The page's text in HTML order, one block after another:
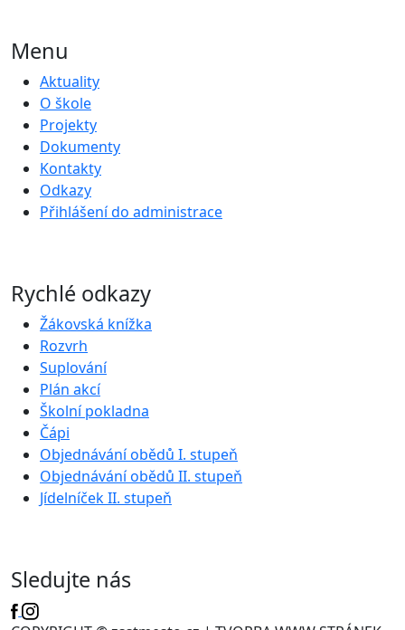
Menu
Aktuality
O škole
Projekty
Dokumenty
Kontakty
Odkazy
Přihlášení do administrace
Rychlé odkazy
Žákovská knížka
Rozvrh
Suplování
Plán akcí
Školní pokladna
Čápi
Objednávání obědů I. stupeň
Objednávání obědů II. stupeň
Jídelníček II. stupeň
Sledujte nás